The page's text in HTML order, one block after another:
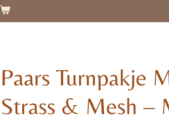
Paars Turnpakje
Strass & Mesh –